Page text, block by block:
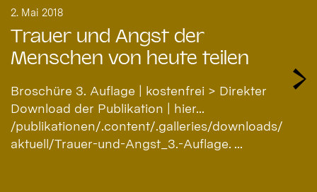
Trauer und Angst der
Menschen von heute teilen
2. Mai 2018
Broschüre 3. Auflage | kostenfrei > Direkter
Download der Publikation | hier...
/publikationen/.content/.galleries/downloads/
aktuell/Trauer-und-Angst_3.-Auflage. ...